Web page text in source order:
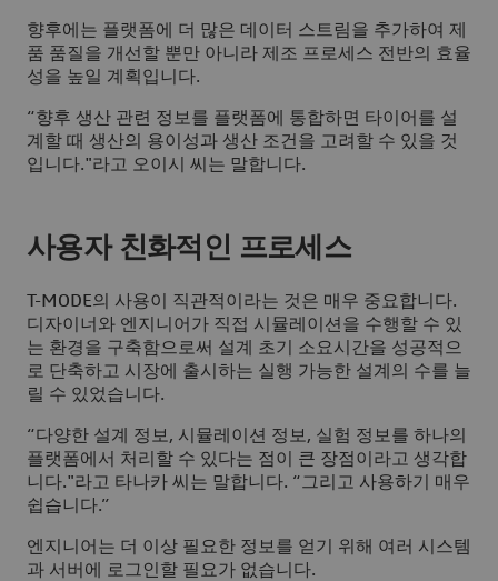
향후에는 플랫폼에 더 많은 데이터 스트림을 추가하여 제
품 품질을 개선할 뿐만 아니라 제조 프로세스 전반의 효율
성을 높일 계획입니다.
“향후 생산 관련 정보를 플랫폼에 통합하면 타이어를 설
계할 때 생산의 용이성과 생산 조건을 고려할 수 있을 것
입니다."라고 오이시 씨는 말합니다.
사용자 친화적인 프로세스
T-MODE의 사용이 직관적이라는 것은 매우 중요합니다.
디자이너와 엔지니어가 직접 시뮬레이션을 수행할 수 있
는 환경을 구축함으로써 설계 초기 소요시간을 성공적으
로 단축하고 시장에 출시하는 실행 가능한 설계의 수를 늘
릴 수 있었습니다.
“다양한 설계 정보, 시뮬레이션 정보, 실험 정보를 하나의
플랫폼에서 처리할 수 있다는 점이 큰 장점이라고 생각합
니다."라고 타나카 씨는 말합니다. “그리고 사용하기 매우
쉽습니다.”
엔지니어는 더 이상 필요한 정보를 얻기 위해 여러 시스템
과 서버에 로그인할 필요가 없습니다.